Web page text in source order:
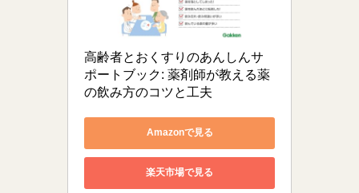
高齢者とおくすりのあんしんサ
ポートブック: 薬剤師が教える薬
の飲み方のコツと工夫
Amazonで見る
楽天市場で見る